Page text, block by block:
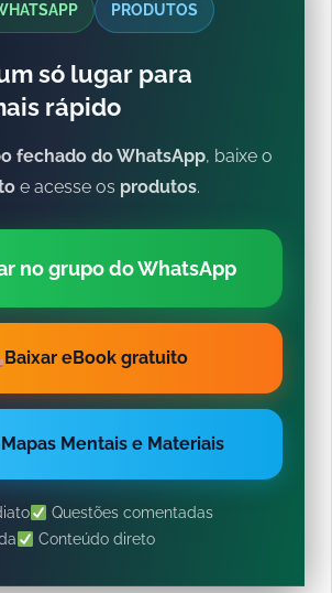
PRODUTOS
só lugar para
rápido
fechado do WhatsApp, baixe o
e acesse os produtos.
no grupo do WhatsApp
Baixar eBook gratuito
Mentais e Materiais
Questões comentadas
Conteúdo direto